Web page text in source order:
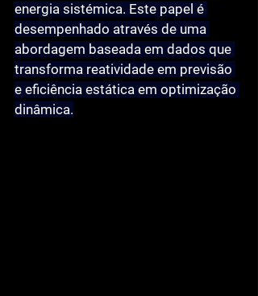
energia sistémica. Este papel é
desempenhado através de uma
abordagem baseada em dados que
transforma reatividade em previsão
e eficiência estática em optimização
dinâmica.